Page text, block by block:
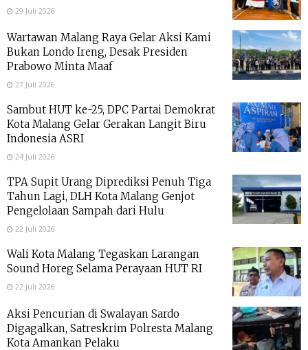
29 Juli 2026
Wartawan Malang Raya Gelar Aksi Kami
Bukan Londo Ireng, Desak Presiden
Prabowo Minta Maaf
27 Juli 2026
Sambut HUT ke-25, DPC Partai Demokrat
Kota Malang Gelar Gerakan Langit Biru
Indonesia ASRI
24 Juli 2026
TPA Supit Urang Diprediksi Penuh Tiga
Tahun Lagi, DLH Kota Malang Genjot
Pengelolaan Sampah dari Hulu
22 Juli 2026
Wali Kota Malang Tegaskan Larangan
Sound Horeg Selama Perayaan HUT RI
22 Juli 2026
Aksi Pencurian di Swalayan Sardo
Digagalkan, Satreskrim Polresta Malang
Kota Amankan Pelaku